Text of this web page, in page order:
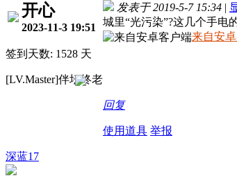
开心
2023-11-3 19:51
签到天数: 1528 天
[LV.Master]伴坛终老
发表于 2019-5-7 15:34 |
城里“光污染”?这几个手电
来自安
回复
使用道具 举报
深蓝17